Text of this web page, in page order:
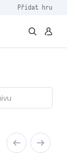
Přidat hru
R S